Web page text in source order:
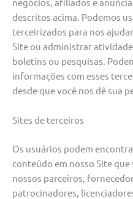
descritos acima. Podemos
terceirizados para nos
Site ou administrar
boletins ou pesquisas.
informações com esses
desde que você nos dê sua
Sites de terceiros
Os usuários podem
conteúdo em nosso Site
nossos parceiros,
patrocinadores,